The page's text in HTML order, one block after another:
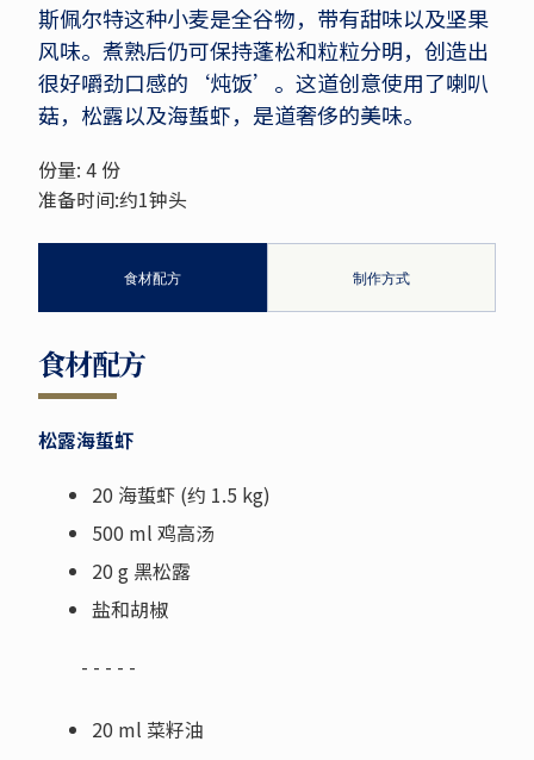
斯佩尔特这种小麦是全谷物，带有甜味以及坚果
风味。煮熟后仍可保持蓬松和粒粒分明，创造出
很好嚼劲口感的‘炖饭’。这道创意使用了喇叭
菇，松露以及海蜇虾，是道奢侈的美味。
份量: 4 份
准备时间:约1钟头
食材配方 制作方式
食材配方
松露海蜇虾
20 海蜇虾 (约 1.5 kg)
500 ml 鸡高汤
20 g 黑松露
盐和胡椒
- - - - -
20 ml 菜籽油